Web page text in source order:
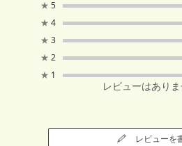
★ 5
★ 4
★ 3
★ 2
★ 1
レビューはありま
レビューを